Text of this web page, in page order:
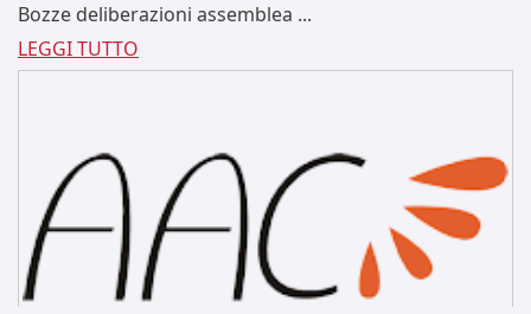
Bozze deliberazioni assemblea ...
LEGGI TUTTO